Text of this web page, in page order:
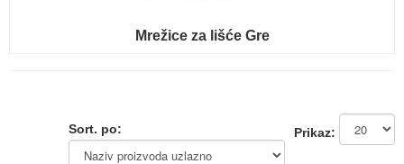
Mrežice za lišće Gre
Prikaz:
Sort. po: